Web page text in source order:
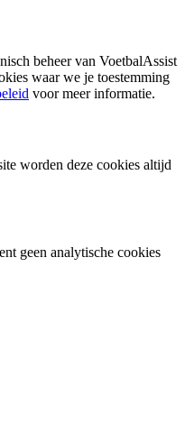
beheer van VoetbalAssist
waar we je toestemming
voor meer informatie.
worden deze cookies altijd
geen analytische cookies